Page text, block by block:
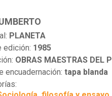
PLANETA
edición: 1985
OBRAS MAESTRAS DEL
encuadernación:tapa blanda